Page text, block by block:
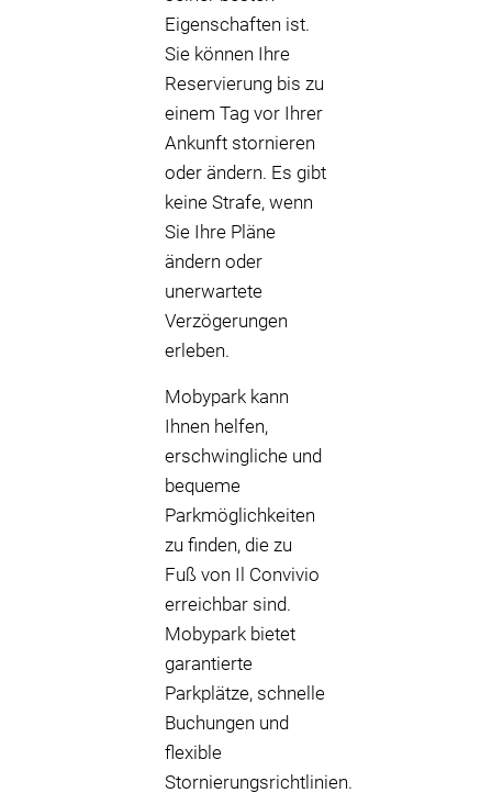
Eigenschaften ist.
Sie können Ihre
Reservierung bis zu
einem Tag vor Ihrer
Ankunft stornieren
oder ändern. Es gibt
keine Strafe, wenn
Sie Ihre Pläne
ändern oder
unerwartete
Verzögerungen
erleben.
Mobypark kann
Ihnen helfen,
erschwingliche und
bequeme
Parkmöglichkeiten
zu finden, die zu
Fuß von Il Convivio
erreichbar sind.
Mobypark bietet
garantierte
Parkplätze, schnelle
Buchungen und
flexible
Stornierungsrichtlinien.